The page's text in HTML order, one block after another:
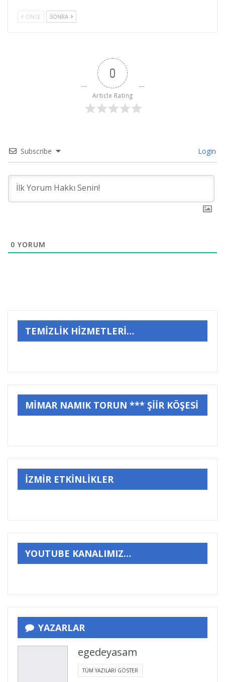
ÖNCE SONRA
0
Article Rating
Subscribe Login
0 YORUM
TEMİZLİK HİZMETLERİ…
MİMAR NAMIK TORUN *** ŞİİR KÖŞESİ
İZMİR ETKİNLİKLER
YOUTUBE KANALIMIZ…
YAZARLAR
egedeyasam
TÜM YAZILARI GÖSTER